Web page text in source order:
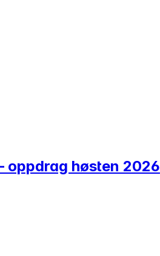
oppdrag høsten 2026